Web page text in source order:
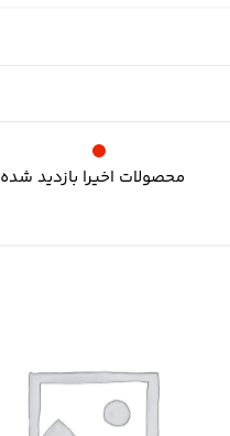
محصولات اخیرا بازدید شده